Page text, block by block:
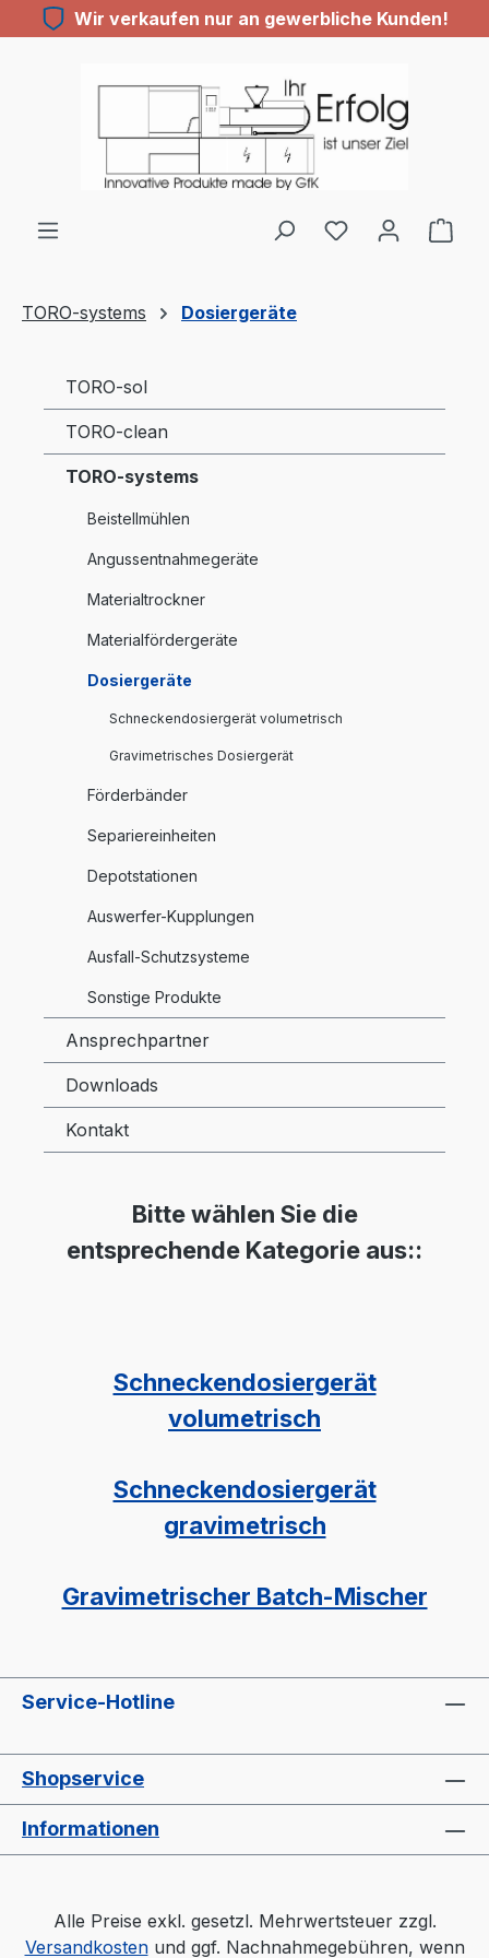
Zum Hauptinhalt springen
Wir verkaufen nur an gewerbliche Kunden!
Du hast 0
TORO-systems Dosiergeräte
TORO-sol
TORO-clean
TORO-systems
Beistellmühlen
Angussentnahmegeräte
Materialtrockner
Materialfördergeräte
Dosiergeräte
Schneckendosiergerät volumetrisch
Gravimetrisches Dosiergerät
Förderbänder
Separiereinheiten
Depotstationen
Auswerfer-Kupplungen
Ausfall-Schutzsysteme
Sonstige Produkte
Ansprechpartner
Downloads
Kontakt
Bitte wählen Sie die
entsprechende Kategorie aus::
Schneckendosiergerät
volumetrisch
Schneckendosiergerät
gravimetrisch
Gravimetrischer Batch-Mischer
Service-Hotline
Shopservice
Informationen
Alle Preise exkl. gesetzl. Mehrwertsteuer zzgl.
Versandkostenund ggf. Nachnahmegebühren, wenn